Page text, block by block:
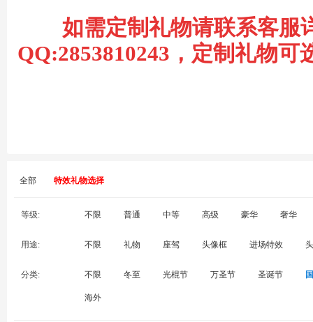
如需定制礼物请联系客服
QQ:2853810243，定制礼物可
全部 特效礼物选择
等级: 不限 普通 中等 高级 豪华 奢华
用途: 不限 礼物 座驾 头像框 进场特效
分类: 不限 冬至 光棍节 万圣节 圣诞节
海外